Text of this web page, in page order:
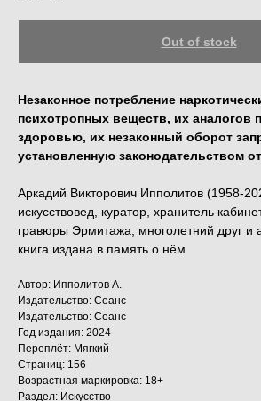
Out of stock
Незаконное потребление
психотропных веществ, их аналогов
здоровью, их незаконный оборот
установленную законодательством
Аркадий Викторович Ипполитов (1958-
искусствовед, куратор, хранитель
гравюры Эрмитажа, многолетний друг и
книга издана в память о нём
Автор: Ипполитов А.
Издательство: Сеанс
Издательство: Сеанс
Год издания: 2024
Переплёт: Мягкий
Страниц: 156
Возрастная маркировка: 18+
Раздел: Искусство